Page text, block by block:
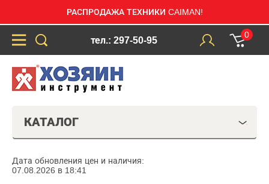
РАСПРОДАЖА ТЕХНИКИ CAIMAN!
тел.: 297-50-95
0
КАТАЛОГ
Дата обновления цен и наличия:
07.08.2026 в 18:41